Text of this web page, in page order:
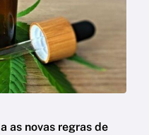
as novas regras de